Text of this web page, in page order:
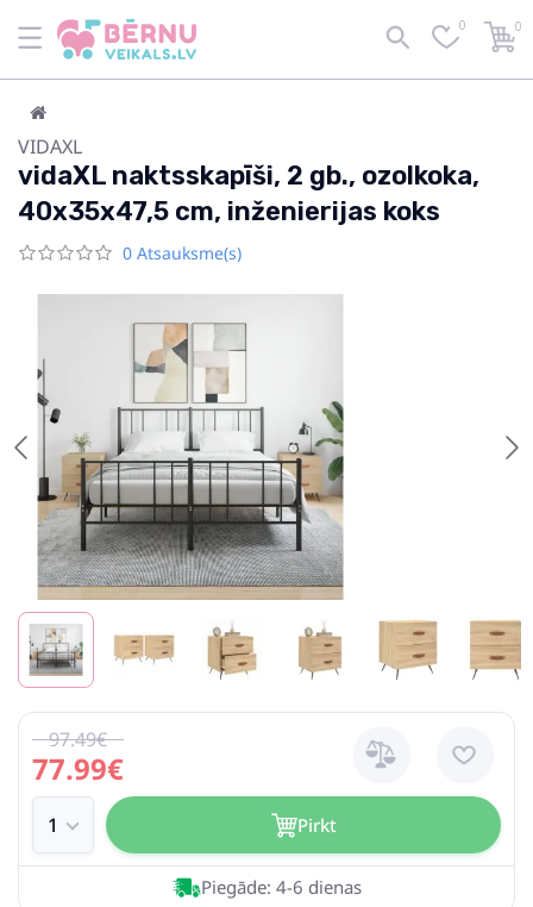
0 0
VIDAXL
vidaXL naktsskapīši, 2 gb., ozolkoka,
40x35x47,5 cm, inženierijas koks
0 Atsauksme(s)
77.99€
97.49€
Pirkt
Piegāde: 4-6 dienas